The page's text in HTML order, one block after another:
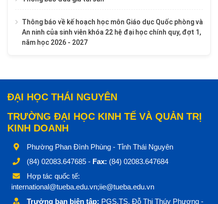
Thông báo về kế hoạch học môn Giáo dục Quốc phòng và
An ninh của sinh viên khóa 22 hệ đại học chính quy, đợt 1,
năm học 2026 - 2027
ĐẠI HỌC THÁI NGUYÊN
TRƯỜNG ĐẠI HỌC KINH TẾ VÀ QUẢN TRỊ
KINH DOANH
Phường Phan Đình Phùng - Tỉnh Thái Nguyên
(84) 02083.647685 - Fax: (84) 02083.647684
Hợp tác quốc tế:
international@tueba.edu.vn;iie@tueba.edu.vn
Trưởng ban biên tập: PGS.TS. Đỗ Thị Thúy Phương -